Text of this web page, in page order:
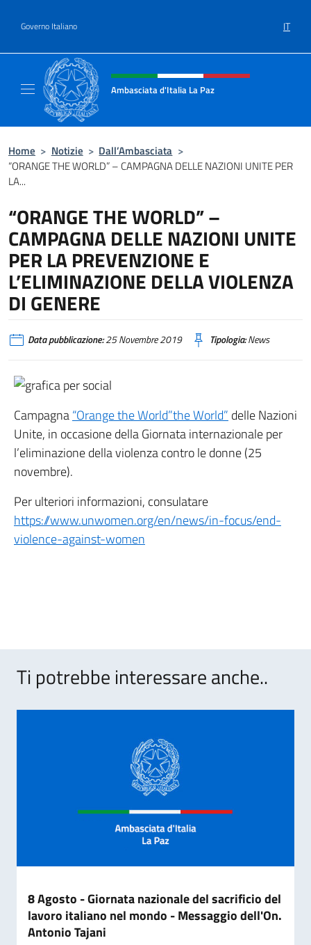
Governo Italiano IT
Intestazione sito, social e menù
Ambasciata d'Italia La Paz
Home > Notizie > Dall’Ambasciata >
“ORANGE THE WORLD” – CAMPAGNA DELLE NAZIONI UNITE PER
LA...
“ORANGE THE WORLD” –
CAMPAGNA DELLE NAZIONI UNITE
PER LA PREVENZIONE E
L’ELIMINAZIONE DELLA VIOLENZA
DI GENERE
Data pubblicazione:25 Novembre 2019 Tipologia:News
Campagna“Orange the World”the World” delle Nazioni
Unite, in occasione della Giornata internazionale per
l’eliminazione della violenza contro le donne (25
novembre).
Per ulteriori informazioni, consulatare
https://www.unwomen.org/en/news/in-focus/end-
violence-against-women
Ti potrebbe interessare anche..
8 Agosto - Giornata nazionale del sacrificio del
lavoro italiano nel mondo - Messaggio dell'On.
Antonio Tajani